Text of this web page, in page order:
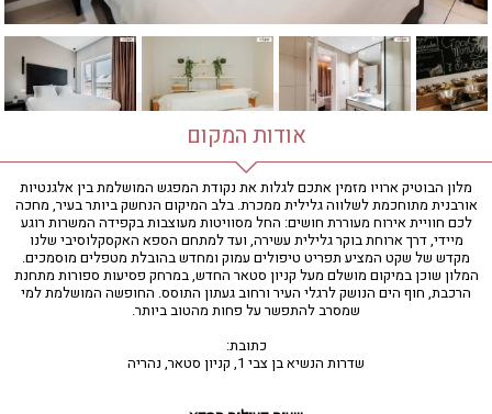
טיפול קלאסי
טיפולי קוסמטיקה
סאונה רטובה
סאונה יבשה
עיסוי תאילנדי
שיאצו
אודות המקום
מלון הבוטיק ארויו מזמין אתכם לגלות את נקודת המפגש המושלמת בין אלגנטיות
אורבנית מתוחכמת לשלווה גלילית ממכרת. בלב המיקום הנחשק ביותר בעיר, מחכה
לכם חוויית אירוח מעוררת חושים: החל מסוויטות מעוצבות בקפידה המשרות רוגע
מיידי, דרך ארוחת בוקר גלילית עשירה, ועד למתחם הספא האקסקלוסיבי שלנו
מקדש של שקט המציע תפריט טיפולים עמוק ומחדש בהובלת מטפלים מוסמכים.
המלון שוכן במיקום מושלם מעל קניון סטאר החדש, במרחק פסיעות ספורות מתחנת
הרכבת, חוף הים הנושק לרגלי העיר ורחוב געתון התוסס. החופשה המושלמת למי
שמסרב להתפשר על פחות מהטוב ביותר.
כתובת:
שדרות הנשיא בן צבי 1, קניון סטאר, נהריה